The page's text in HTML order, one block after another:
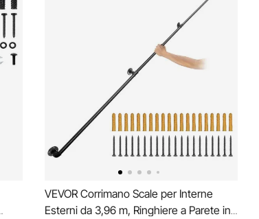
VEVOR Corrimano Scale per Interne
Esterni da 3,96 m, Ringhiere a Parete in